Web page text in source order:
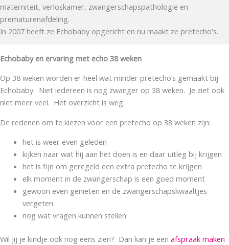
materniteit, verloskamer, zwangerschapspathologie en
prematurenafdeling.
In 2007 heeft ze Echobaby opgericht en nu maakt ze pretecho's.
Echobaby en ervaring met echo 38 weken
Op 38 weken worden er heel wat minder pretecho’s gemaakt bij
Echobaby. Niet iedereen is nog zwanger op 38 weken. Je ziet ook
niet meer veel. Het overzicht is weg.
De redenen om te kiezen voor een pretecho op 38 weken zijn:
het is weer even geleden
kijken naar wat hij aan het doen is en daar uitleg bij krijgen
het is fijn om geregeld een extra pretecho te krijgen
elk moment in de zwangerschap is een goed moment
gewoon even genieten en de zwangerschapskwaaltjes
vergeten
nog wat vragen kunnen stellen
Wil jij je kindje ook nog eens zien? Dan kan je een afspraak maken